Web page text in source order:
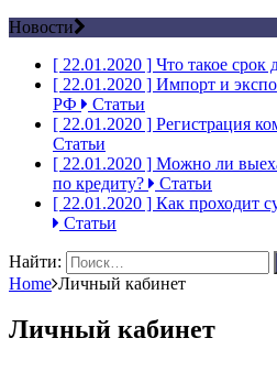
Новости
[ 22.01.2020 ] Что такое срок
[ 22.01.2020 ] Импорт и
РФ
Статьи
[ 22.01.2020 ] Регистрация
Статьи
[ 22.01.2020 ] Можно ли
по кредиту?
Статьи
[ 22.01.2020 ] Как проходит
Статьи
Найти:
Home Личный кабинет
Личный кабинет